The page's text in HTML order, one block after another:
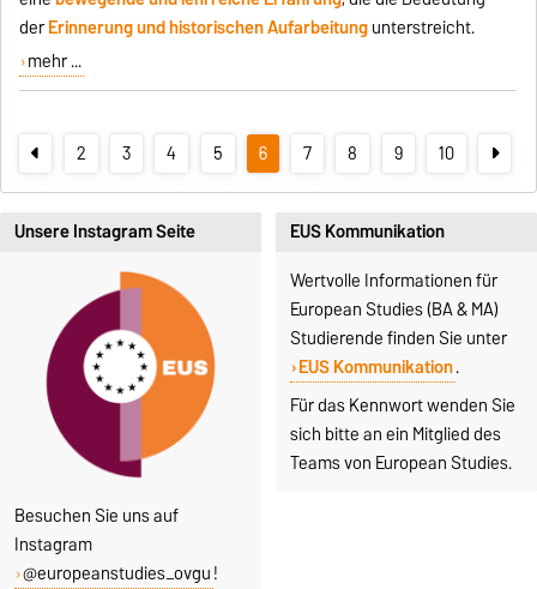
derErinnerung und historischen Aufarbeitungunterstreicht.
mehr ...
2 3 4 5 6 7 8 9 10
Unsere Instagram Seite
Besuchen Sie uns auf
Instagram
@europeanstudies_ovgu!
EUS Kommunikation
Wertvolle Informationen für
European Studies (BA & MA)
Studierende finden Sie unter
EUS Kommunikation.
Für das Kennwort wenden Sie
sich bitte an ein Mitglied des
Teams von European Studies.